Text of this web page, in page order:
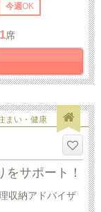
今週OK
1席
まい・健康
をサポート！
収納アドバイザ